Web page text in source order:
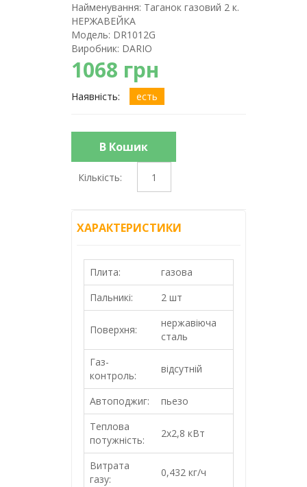
Найменування: Таганок газовий 2 к.
НЕРЖАВЕЙКА
Модель: DR1012G
Виробник: DARIO
1068 грн
Наявність: есть
В Кошик
Кількість:
ХАРАКТЕРИСТИКИ
Плита:
газова
Пальникі:
2 шт
Поверхня:
нержавіюча
сталь
Газ-
контроль:
відсутній
Автоподжиг:
пьезо
Теплова
потужність:
2х2,8 кВт
Витрата
газу:
0,432 кг/ч